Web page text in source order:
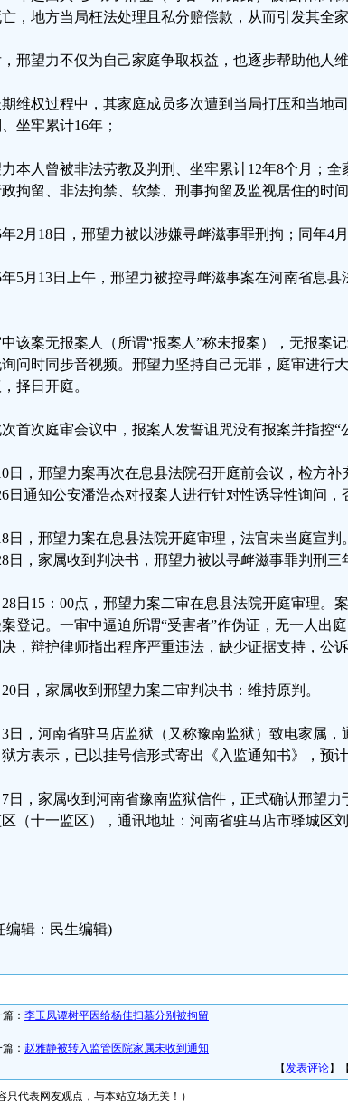
，地方当局枉法处理且私分赔偿款，从而引发其全家
邢望力不仅为自己家庭争取权益，也逐步帮助他人
维权过程中，其家庭成员多次遭到当局打压和当地
坐牢累计16年；
本人曾被非法劳教及判刑、坐牢累计12年8个月；
拘留、非法拘禁、软禁、刑事拘留及监视居住的时间
年2月18日，邢望力被以涉嫌寻衅滋事罪刑拘；同年4
年5月13日上午，邢望力被控寻衅滋事案在河南省息
该案无报案人（所谓“报案人”称未报案），无报案
问时同步音视频。邢望力坚持自己无罪，庭审进行
择日开庭。
首次庭审会议中，报案人发誓诅咒没有报案并指控“
日，邢望力案再次在息县法院召开庭前会议，检方
日通知公安潘浩杰对报案人进行针对性诱导性询问，
日，邢望力案在息县法院开庭审理，法官未当庭宣判。
日，家属收到判决书，邢望力被以寻衅滋事罪判刑三
28日15：00点，邢望力案二审在息县法院开庭审理。
登记。一审中逼迫所谓“受害者”作伪证，无一人出
，辩护律师指出程序严重违法，缺少证据支持，公
20日，家属收到邢望力案二审判决书：维持原判。
3日，河南省驻马店监狱（又称豫南监狱）致电家属
方表示，已以挂号信形式寄出《入监通知书》，预
7日，家属收到河南省豫南监狱信件，正式确认邢望力
（十一监区），通讯地址：河南省驻马店市驿城区
编辑：民生编辑)
： 李玉凤谭树平因给杨佳扫墓分别被拘留
： 赵雅静被转入监管医院家属未收到通知
【发表评论】【
只代表网友观点，与本站立场无关！）